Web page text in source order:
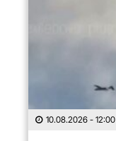
10.08.2026 - 12:00